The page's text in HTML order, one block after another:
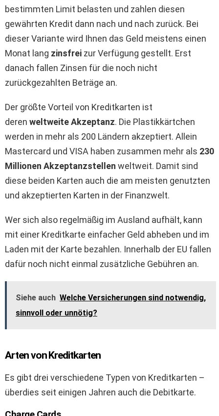
bestimmten Limit belasten und zahlen diesen
gewährten Kredit dann nach und nach zurück. Bei
dieser Variante wird Ihnen das Geld meistens einen
Monat lang zinsfrei zur Verfügung gestellt. Erst
danach fallen Zinsen für die noch nicht
zurückgezahlten Beträge an.
Der größte Vorteil von Kreditkarten ist
deren weltweite Akzeptanz. Die Plastikkärtchen
werden in mehr als 200 Ländern akzeptiert. Allein
Mastercard und VISA haben zusammen mehr als 230
Millionen Akzeptanzstellen weltweit. Damit sind
diese beiden Karten auch die am meisten genutzten
und akzeptierten Karten in der Finanzwelt.
Wer sich also regelmäßig im Ausland aufhält, kann
mit einer Kreditkarte einfacher Geld abheben und im
Laden mit der Karte bezahlen. Innerhalb der EU fallen
dafür noch nicht einmal zusätzliche Gebühren an.
Siehe auch Welche Versicherungen sind notwendig,
sinnvoll oder unnötig?
Arten von Kreditkarten
Es gibt drei verschiedene Typen von Kreditkarten –
überdies seit einigen Jahren auch die Debitkarte.